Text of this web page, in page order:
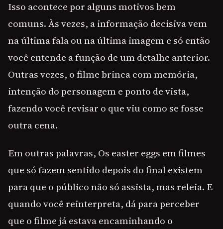
Isso acontece por alguns motivos bem
comuns. Às vezes, a informação decisiva vem
na última fala ou na última imagem e só então
você entende a função de um detalhe anterior.
Outras vezes, o filme brinca com memória,
intenção do personagem e ponto de vista,
fazendo você revisar o que viu como se fosse
outra cena.
Em outras palavras, Os easter eggs em filmes
que só fazem sentido depois do final existem
para que o público não só assista, mas releia. E
quando você reinterpreta, dá para perceber
que o filme já estava encaminhando o